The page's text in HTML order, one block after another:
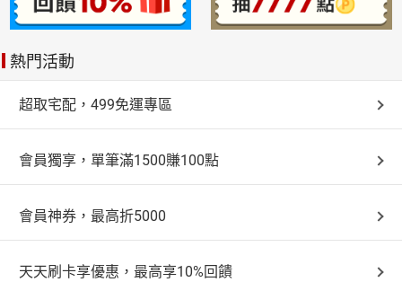
熱門活動
超取宅配，499免運專區
會員獨享，單筆滿1500賺100點
會員神券，最高折5000
天天刷卡享優惠，最高享10%回饋